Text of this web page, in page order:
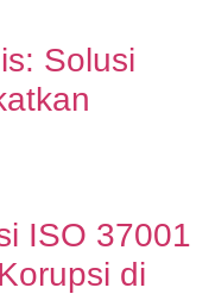
Solusi
ISO 37001
di